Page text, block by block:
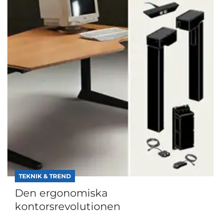
TEKNIK & TREND
Den ergonomiska
kontorsrevolutionen